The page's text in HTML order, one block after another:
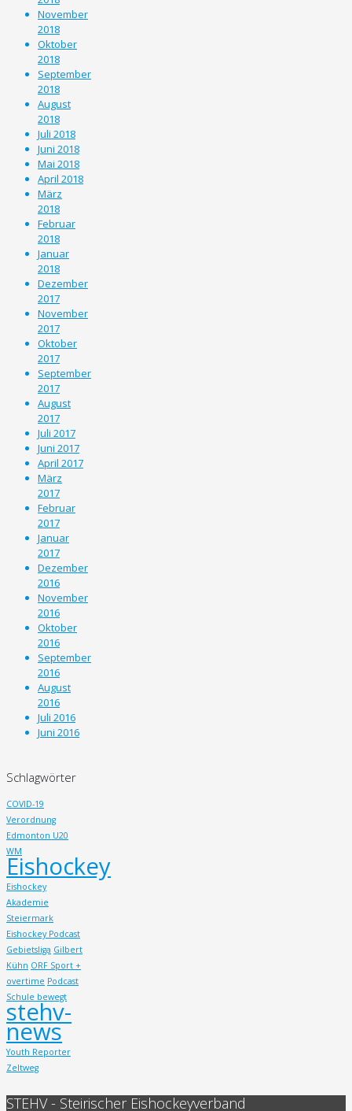
November
2018
Oktober
2018
September
2018
August
2018
Juli 2018
Juni 2018
Mai 2018
April 2018
März
2018
Februar
2018
Januar
2018
Dezember
2017
November
2017
Oktober
2017
September
2017
August
2017
Juli 2017
Juni 2017
April 2017
März
2017
Februar
2017
Januar
2017
Dezember
2016
November
2016
Oktober
2016
September
2016
August
2016
Juli 2016
Juni 2016
Schlagwörter
COVID-19
Verordnung
Edmonton U20
WM
Eishockey
Eishockey
Akademie
Steiermark
Eishockey Podcast
Gebietsliga Gilbert
Kühn ORF Sport +
overtime Podcast
Schule bewegt
stehv-
news
Youth Reporter
Zeltweg
STEHV - Steirischer Eishockeyverband